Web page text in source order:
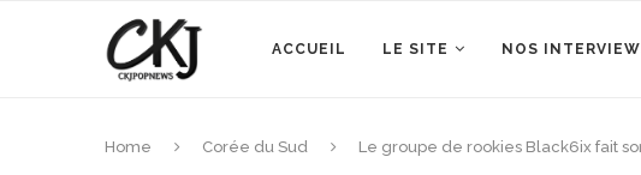
ACCUEIL LE SITE NOS
Home Corée du Sud Le groupe de rookies Black6ix fait